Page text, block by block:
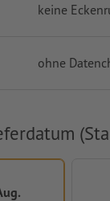
keine
ohne